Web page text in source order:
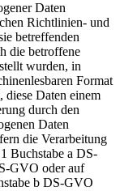
Daten
Richtlinien- und
betreffenden
die betroffene
wurden, in
Format
diese Daten einem
durch den
Daten
die Verarbeitung
Buchstabe a DS-
GVO oder auf
b DS-GVO